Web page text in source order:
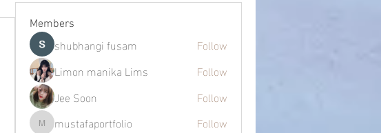
Members
shubhangi fusam
Follow
Limon manika Lims
Follow
Jee Soon
Follow
mustafaportfolio
mustafaportfolio
Follow